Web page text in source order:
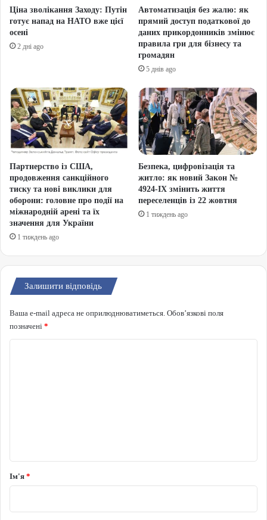
Ціна зволікання Заходу: Путін
готує напад на НАТО вже цієї
осені
2 дні ago
Автоматизація без жалю: як
прямий доступ податкової до
даних прикордонників змінює
правила гри для бізнесу та
громадян
5 днів ago
Партнерство із США,
продовження санкційного
тиску та нові виклики для
оборони: головне про події на
міжнародній арені та їх
значення для України
1 тиждень ago
Безпека, цифровізація та
житло: як новий Закон №
4924-IX змінить життя
переселенців із 22 жовтня
1 тиждень ago
Залишити відповідь
Ваша e-mail адреса не оприлюднюватиметься. Обов’язкові поля
позначені *
Ім'я *